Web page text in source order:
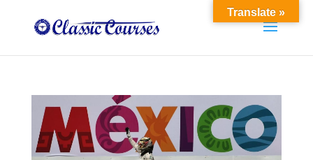
Translate »